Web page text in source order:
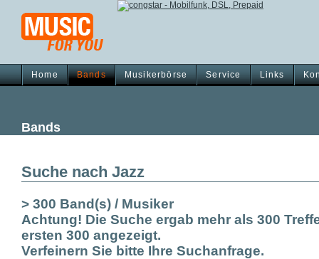
Home Bands Musikerbörse Service Links
Bands
Suche nach Jazz
> 300 Band(s) / Musiker
Achtung! Die Suche ergab mehr als 300
ersten 300 angezeigt.
Verfeinern Sie bitte Ihre Suchanfrage.